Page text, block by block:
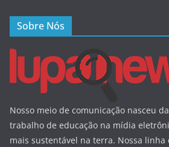
Sobre Nós
Nosso meio de comunicação nasceu
trabalho de educação na mídia
mais sustentável na terra. Nossa